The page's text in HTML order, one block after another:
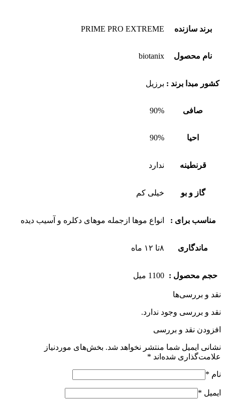
برند سازنده PRIME PRO EXTREME
نام محصول biotanix
کشور مبدا برند : برزیل
صافی 90%
احیا 90%
قرنطینه ندارد
گاز و بو خیلی کم
مناسب برای : انواع موها ازجمله موهای دکلره و آسیب دیده
ماندگاری ۸تا ۱۲ ماه
حجم محصول : 1100 میل
نقد و بررسی‌ها
نقد و بررسی وجود ندارد.
افزودن نقد و بررسی
نشانی ایمیل شما منتشر نخواهد شد. بخش‌های موردنیاز
علامت‌گذاری شده‌اند *
نام *
ایمیل *